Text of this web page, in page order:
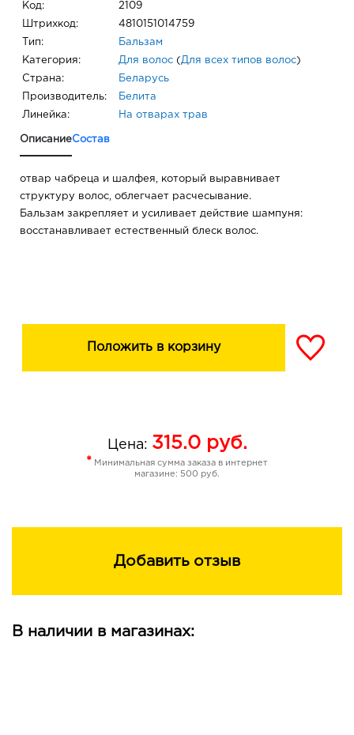
Код: 2109
Штрихкод: 4810151014759
Тип: Бальзам
Категория: Для волос ( Для всех типов волос)
Страна: Беларусь
Производитель: Белита
Линейка: На отварах трав
ОписаниеСостав
отвар чабреца и шалфея, который выравнивает
структуру волос, облегчает расчесывание.
Бальзам закрепляет и усиливает действие шампуня:
восстанавливает естественный блеск волос.
Положить в корзину
Цена: 315.0руб.
* Минимальная сумма заказа в интернет
магазине: 500 руб.
Добавить отзыв
В наличии в магазинах: